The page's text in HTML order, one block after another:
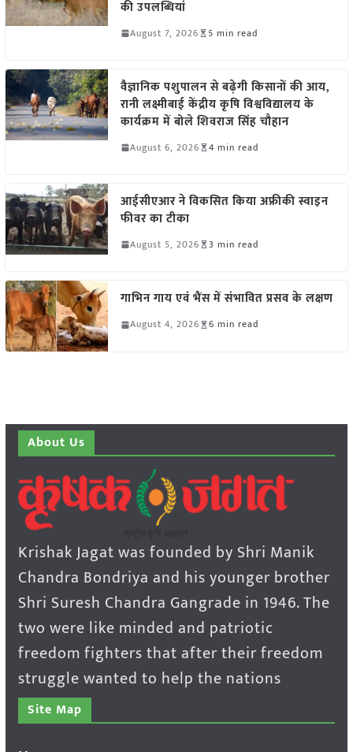
की उपलब्धियां
August 7, 2026 5 min read
वैज्ञानिक पशुपालन से बढ़ेगी किसानों की आय,
रानी लक्ष्मीबाई केंद्रीय कृषि विश्वविद्यालय के
कार्यक्रम में बोले शिवराज सिंह चौहान
August 6, 2026 4 min read
आईसीएआर ने विकसित किया अफ्रीकी स्वाइन
फीवर का टीका
August 5, 2026 3 min read
गाभिन गाय एवं भैंस में संभावित प्रसव के लक्षण
August 4, 2026 6 min read
About Us
Krishak Jagat was founded by Shri Manik
Chandra Bondriya and his younger brother
Shri Suresh Chandra Gangrade in 1946. The
two were like minded and patriotic
freedom fighters that after their freedom
struggle wanted to help the nations
Site Map